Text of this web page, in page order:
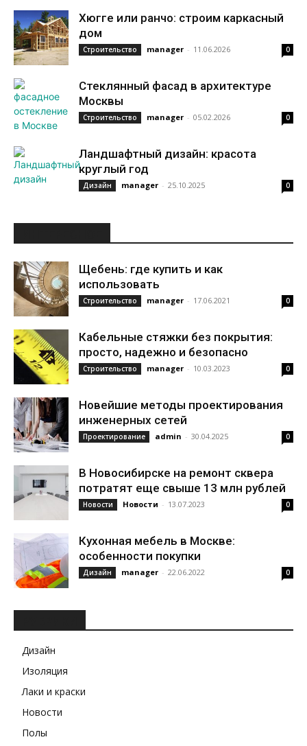
Хюгге или ранчо: строим каркасный
дом
Строительство manager - 11.06.2026 0
Стеклянный фасад в архитектуре
Москвы
Строительство manager - 05.02.2026 0
Ландшафтный дизайн: красота
круглый год
Дизайн manager - 25.10.2025 0
Щебень: где купить и как
использовать
Строительство manager - 17.06.2021 0
Кабельные стяжки без покрытия:
просто, надежно и безопасно
Строительство manager - 10.03.2023 0
Новейшие методы проектирования
инженерных сетей
Проектирование admin - 30.04.2025 0
В Новосибирске на ремонт сквера
потратят еще свыше 13 млн рублей
Новости Новости - 13.07.2023 0
Кухонная мебель в Москве:
особенности покупки
Дизайн manager - 22.06.2022 0
Дизайн
Изоляция
Лаки и краски
Новости
Полы